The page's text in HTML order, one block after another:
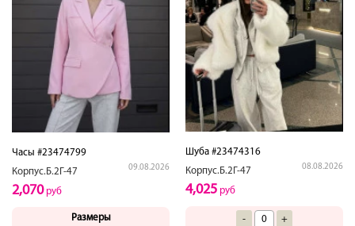
Часы #23474799
Корпус.Б.2Г-47
09.08.2026
2,070руб
Размеры
Шуба #23474316
Корпус.Б.2Г-47
08.08.2026
4,025 руб
- +